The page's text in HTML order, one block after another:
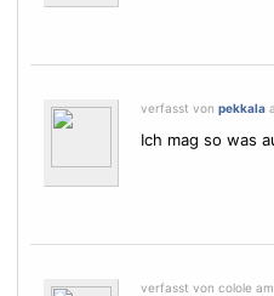
verfasst von pekkala
Ich mag so was
verfasst von colole